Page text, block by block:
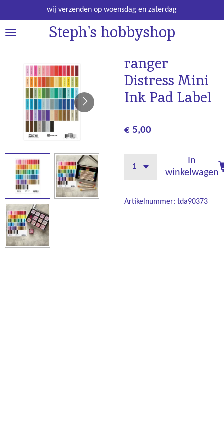
direct
naar
Steph's hobbyshop
wij verzenden op woensdag en zaterdag
ranger
Distress Mini
Ink Pad Label
€ 5,00
In
winkelwagen
Artikelnummer: tda90373